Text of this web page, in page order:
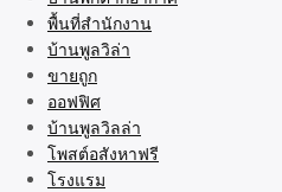
พื้นที่สำนักงาน
บ้านพูลวิล่า
ขายถูก
ออฟฟิศ
บ้านพูลวิลล่า
โพสต์อสังหาฟรี
โรงแรม